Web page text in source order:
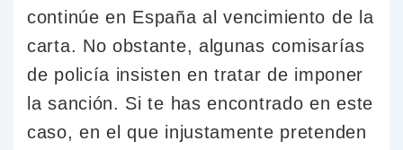
continúe en España al vencimiento de la
carta. No obstante, algunas comisarías
de policía insisten en tratar de imponer
la sanción. Si te has encontrado en este
caso, en el que injustamente pretenden